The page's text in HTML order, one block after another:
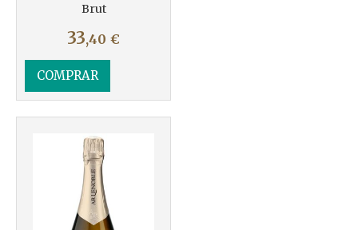
Brut
33,40 €
COMPRAR